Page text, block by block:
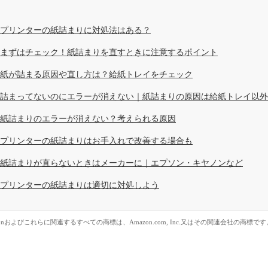
プリンターの紙詰まりに対処法はある？
まずはチェック！紙詰まりを直すときに注意するポイント
紙が詰まる原因や直し方は？給紙トレイをチェック
詰まってないのにエラーが消えない｜紙詰まりの原因は給紙トレイ以
紙詰まりのエラーが消えない？考えられる原因
プリンターの紙詰まりはお手入れで改善する場合も
紙詰まりが直らないときはメーカーに｜エプソン・キヤノンなど
プリンターの紙詰まりは適切に対処しよう
およびこれらに関連するすべての商標は、Amazon.com, Inc.又はその関連会社の商標です